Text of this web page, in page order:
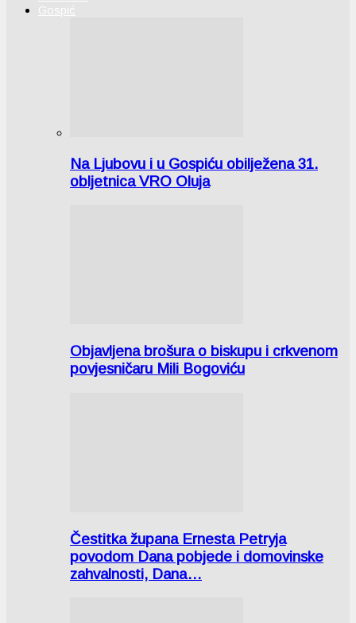
Gospić
Na Ljubovu i u Gospiću obilježena 31.
obljetnica VRO Oluja
Objavljena brošura o biskupu i crkvenom
povjesničaru Mili Bogoviću
Čestitka župana Ernesta Petryja
povodom Dana pobjede i domovinske
zahvalnosti, Dana…